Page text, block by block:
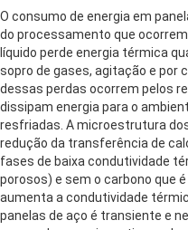
O consumo de energia em
do processamento que
líquido perde energia térmica
sopro de gases, agitação e por
dessas perdas ocorrem pelos
dissipam energia para o
resfriadas. A microestrutura
redução da transferência de
fases de baixa condutividade
porosos) e sem o carbono que
aumenta a condutividade
panelas de aço é transiente e